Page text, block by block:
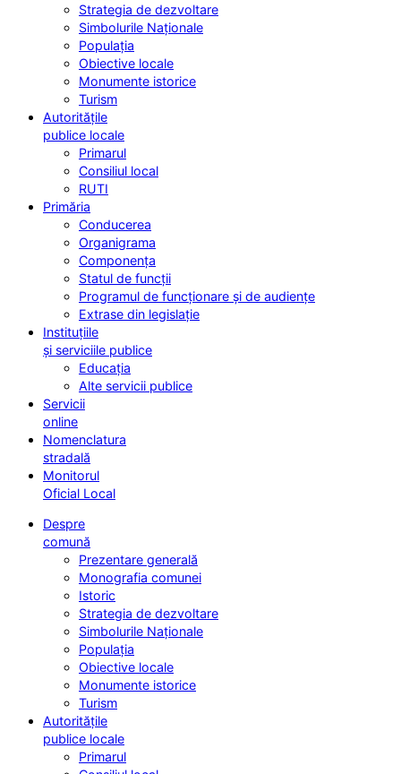
Strategia de dezvoltare
Simbolurile Naționale
Populația
Obiective locale
Monumente istorice
Turism
Autoritățile
publice locale
Primarul
Consiliul local
RUTI
Primăria
Conducerea
Organigrama
Componența
Statul de funcții
Programul de funcționare și de audiențe
Extrase din legislație
Instituțiile
și serviciile publice
Educația
Alte servicii publice
Servicii
online
Nomenclatura
stradală
Monitorul
Oficial Local
Despre
comună
Prezentare generală
Monografia comunei
Istoric
Strategia de dezvoltare
Simbolurile Naționale
Populația
Obiective locale
Monumente istorice
Turism
Autoritățile
publice locale
Primarul